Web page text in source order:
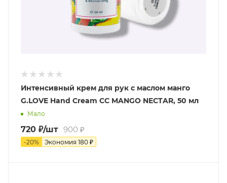
Интенсивный крем для рук с маслом манго
G.LOVE Hand Cream CC MANGO NECTAR, 50 мл
Мало
720 ₽/шт 900 ₽
-20% Экономия 180 ₽